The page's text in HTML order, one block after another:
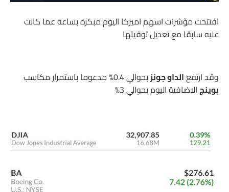
افتتحت مؤشرات اسهم اميركا اليوم مبكرة بساعة عما كانت
عليه سابقا مع تعديل توقيتها
وقد ارتفعالداو جونز بحوالي 0.4% مدعوما باستمرار مكاسب
بوينجالاضافية اليوم بحوالي 3%